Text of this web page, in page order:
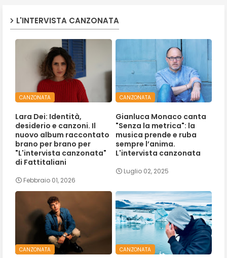
L'INTERVISTA CANZONATA
CANZONATA
Lara Dei: Identità,
desiderio e canzoni. Il
nuovo album raccontato
brano per brano per
"L'intervista canzonata"
di Fattitaliani
Febbraio 01, 2026
CANZONATA
Gianluca Monaco canta
"Senza la metrica": la
musica prende e ruba
sempre l’anima.
L'intervista canzonata
Luglio 02, 2025
CANZONATA CANZONATA